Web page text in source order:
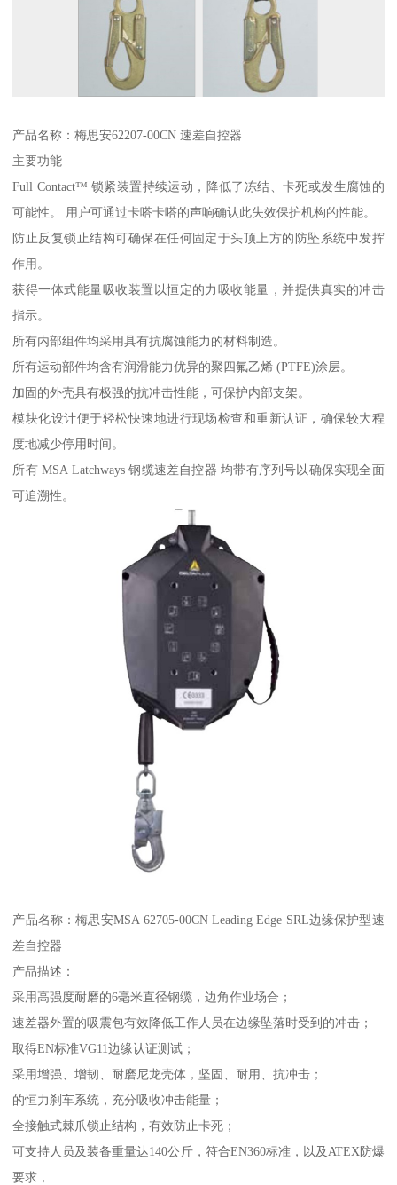
产品名称：梅思安62207-00CN 速差自控器
主要功能
Full Contact™ 锁紧装置持续运动，降低了冻结、卡死或发生腐蚀的
可能性。 用户可通过卡嗒卡嗒的声响确认此失效保护机构的性能。
防止反复锁止结构可确保在任何固定于头顶上方的防坠系统中发挥
作用。
获得一体式能量吸收装置以恒定的力吸收能量，并提供真实的冲击
指示。
所有内部组件均采用具有抗腐蚀能力的材料制造。
所有运动部件均含有润滑能力优异的聚四氟乙烯 (PTFE)涂层。
加固的外壳具有极强的抗冲击性能，可保护内部支架。
模块化设计便于轻松快速地进行现场检查和重新认证，确保较大程
度地减少停用时间。
所有 MSA Latchways 钢缆速差自控器 均带有序列号以确保实现全面
可追溯性。
产品名称：梅思安MSA 62705-00CN Leading Edge SRL边缘保护型速
差自控器
产品描述：
采用高强度耐磨的6毫米直径钢缆，边角作业场合；
速差器外置的吸震包有效降低工作人员在边缘坠落时受到的冲击；
取得EN标准VG11边缘认证测试；
采用增强、增韧、耐磨尼龙壳体，坚固、耐用、抗冲击；
的恒力刹车系统，充分吸收冲击能量；
全接触式棘爪锁止结构，有效防止卡死；
可支持人员及装备重量达140公斤，符合EN360标准，以及ATEX防爆
要求，